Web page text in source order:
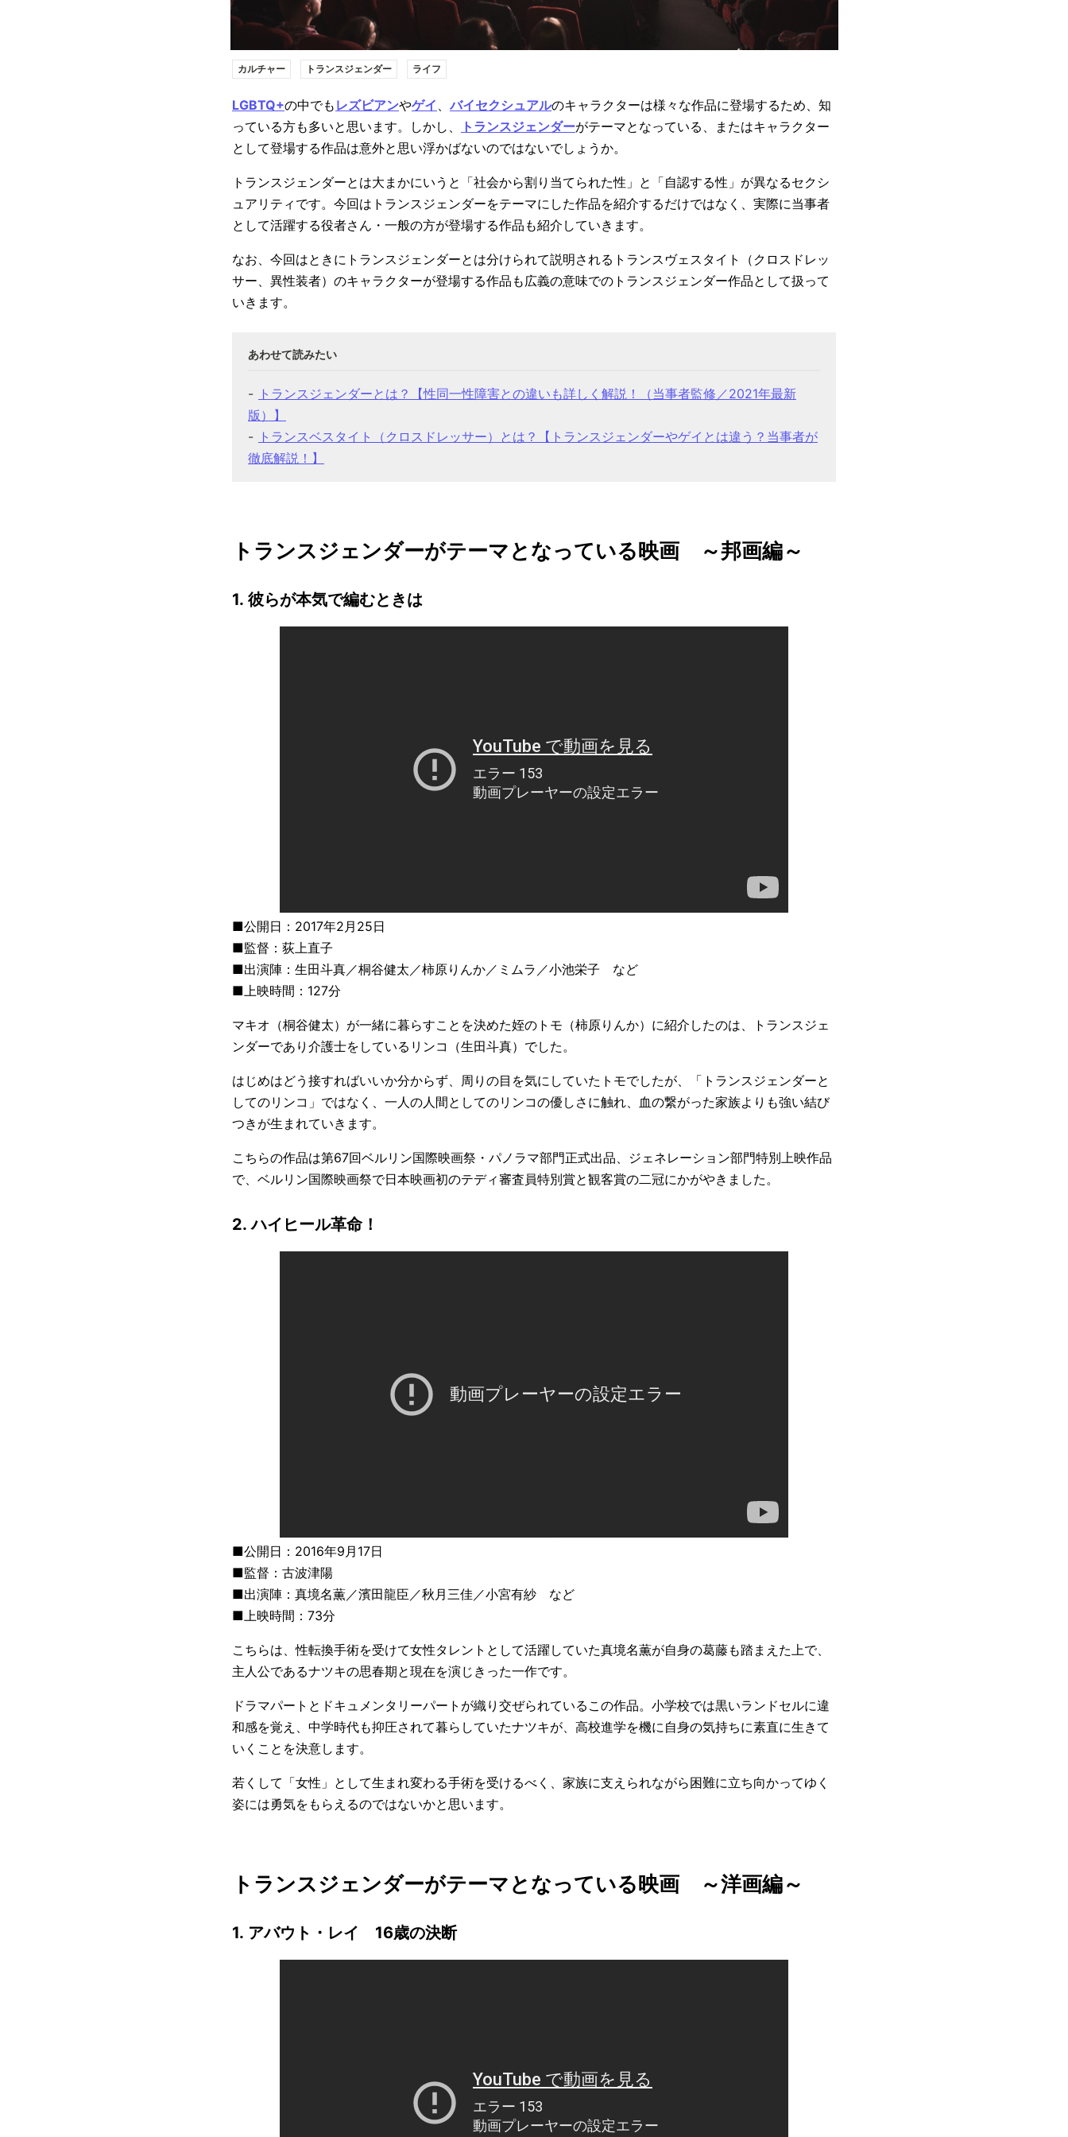
カルチャー トランスジェンダー ライフ
LGBTQ+の中でも レズビアンやゲイ 、 バイセクシュアルのキャラクターは様々な作品に登場するため、知
っている方も多いと思います。しかし、
トランスジェンダーがテーマとなっている、またはキャラクター
として登場する作品は意外と思い浮かばないのではないでしょうか。
トランスジェンダーとは大まかにいうと「社会から割り当てられた性」と「自認する性」が異なるセクシ
ュアリティです。今回はトランスジェンダーをテーマにした作品を紹介するだけではなく、実際に当事者
として活躍する役者さん・一般の方が登場する作品も紹介していきます。
なお、今回はときにトランスジェンダーとは分けられて説明されるトランスヴェスタイト（クロスドレッ
サー、異性装者）のキャラクターが登場する作品も広義の意味でのトランスジェンダー作品として扱って
いきます。
トランスジェンダーとは？【性同一性障害との違いも詳しく解説！（当事者監修／2021年最新
版）】
トランスベスタイト（クロスドレッサー）とは？【トランスジェンダーやゲイとは違う？当事者が
徹底解説！】
トランスジェンダーがテーマとなっている映画 ～邦画編～
1. 彼らが本気で編むときは
■公開日：2017年2月25日
■監督：荻上直子
■出演陣：生田斗真／桐谷健太／柿原りんか／ミムラ／小池栄子 など
■上映時間：127分
マキオ（桐谷健太）が一緒に暮らすことを決めた姪のトモ（柿原りんか）に紹介したのは、トランスジェ
ンダーであり介護士をしているリンコ（生田斗真）でした。
はじめはどう接すればいいか分からず、周りの目を気にしていたトモでしたが、「トランスジェンダーと
してのリンコ」ではなく、一人の人間としてのリンコの優しさに触れ、血の繋がった家族よりも強い結び
つきが生まれていきます。
こちらの作品は第67回ベルリン国際映画祭・パノラマ部門正式出品、ジェネレーション部門特別上映作品
で、ベルリン国際映画祭で日本映画初のテディ審査員特別賞と観客賞の二冠にかがやきました。
2. ハイヒール革命！
■公開日：2016年9月17日
■監督：古波津陽
■出演陣：真境名薫／濱田龍臣／秋月三佳／小宮有紗 など
■上映時間：73分
こちらは、性転換手術を受けて女性タレントとして活躍していた真境名薫が自身の葛藤も踏まえた上で、
主人公であるナツキの思春期と現在を演じきった一作です。
ドラマパートとドキュメンタリーパートが織り交ぜられているこの作品。小学校では黒いランドセルに違
和感を覚え、中学時代も抑圧されて暮らしていたナツキが、高校進学を機に自身の気持ちに素直に生きて
いくことを決意します。
若くして「女性」として生まれ変わる手術を受けるべく、家族に支えられながら困難に立ち向かってゆく
姿には勇気をもらえるのではないかと思います。
トランスジェンダーがテーマとなっている映画 ～洋画編～
1. アバウト・レイ 16歳の決断